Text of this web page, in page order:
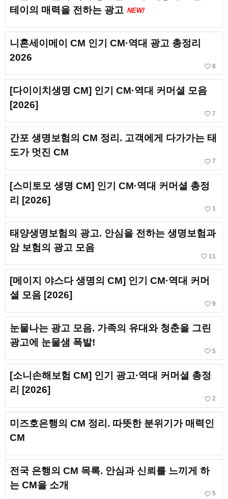
테이의 매력을 전하는 광고 NEW!
니혼세이메이 CM 인기 CM·역대 광고 총정리
2026
favorite_border 8
[다이이치생명 CM] 인기 CM·역대 커머셜 모음
[2026]
favorite_border 7
간포 생명보험의 CM 정리. 고객에게 다가가는 태
도가 멋진 CM
favorite_border 7
[스미토모 생명 CM] 인기 CM·역대 커머셜 총정
리 [2026]
favorite_border 1
태양생명보험의 광고. 안심을 전하는 생명보험과
암 보험의 광고 모음
favorite_border 11
[메이지 야스다 생명의 CM] 인기 CM·역대 커머
셜 모음 [2026]
favorite_border 9
눈물나는 광고 모음. 가족의 유대와 청춘을 그린
광고에 눈물샘 폭발!
favorite_border 5
[소니손해보험 CM] 인기 광고·역대 커머셜 총정
리 [2026]
favorite_border 2
미즈호은행의 CM 정리. 따뜻한 분위기가 매력인
CM
전국 은행의 CM 목록. 안심과 신뢰를 느끼게 하
는 CM을 소개
favorite_border 5